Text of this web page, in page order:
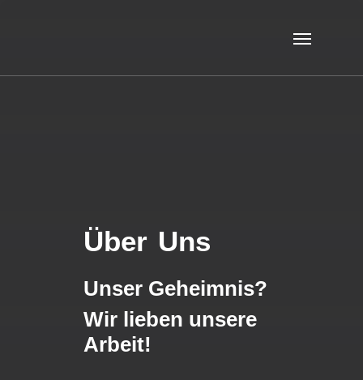
Über Uns
Unser Geheimnis?
Wir lieben unsere
Arbeit!